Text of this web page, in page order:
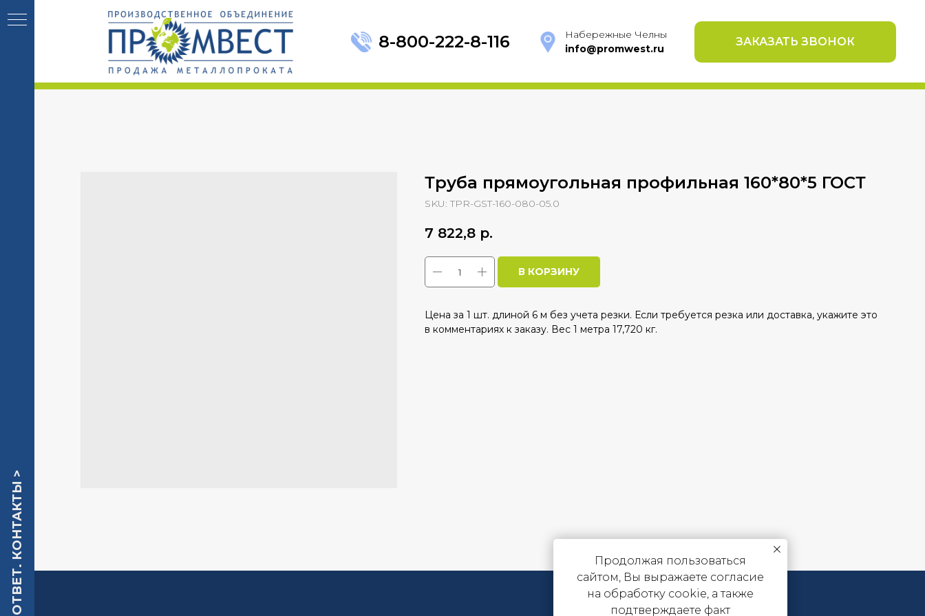
8-800-222-8-116
Набережные Челны
info@promwest.ru
ЗАКАЗАТЬ ЗВОНОК
Труба прямоугольная профильная 160*80*5 ГОСТ
SKU:TPR-GST-160-080-05.0
7 822,8 р.
В КОРЗИНУ
Цена за 1 шт. длиной 6 м без учета резки. Если требуется резка или доставка, укажите это
в комментариях к заказу. Вес 1 метра 17,720 кг.
Продолжая пользоваться
сайтом, Вы выражаете согласие
на обработку cookie, а также
подтверждаете факт